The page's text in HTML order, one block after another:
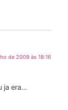
de 2009 às 18:16
ja era…